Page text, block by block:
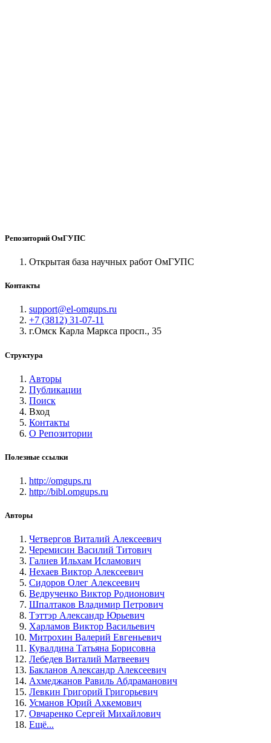
Репозиторий ОмГУПС
Открытая база научных работ ОмГУПС
Контакты
support@el-omgups.ru
+7 (3812) 31-07-11
г.Омск Карла Маркса просп., 35
Структура
Авторы
Публикации
Поиск
Вход
Контакты
О Репозитории
Полезные ссылки
http://omgups.ru
http://bibl.omgups.ru
Авторы
Четвергов Виталий Алексеевич
Черемисин Василий Титович
Галиев Ильхам Исламович
Нехаев Виктор Алексеевич
Сидоров Олег Алексеевич
Ведрученко Виктор Родионович
Шпалтаков Владимир Петрович
Тэттэр Александр Юрьевич
Харламов Виктор Васильевич
Митрохин Валерий Евгеньевич
Кувалдина Татьяна Борисовна
Лебедев Виталий Матвеевич
Бакланов Александр Алексеевич
Ахмеджанов Равиль Абдраманович
Левкин Григорий Григорьевич
Усманов Юрий Ахкемович
Овчаренко Сергей Михайлович
Ещё...